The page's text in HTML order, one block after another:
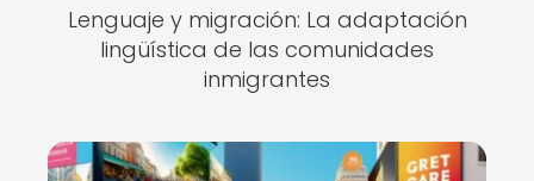
Lenguaje y migración: La adaptación
lingüística de las comunidades
inmigrantes